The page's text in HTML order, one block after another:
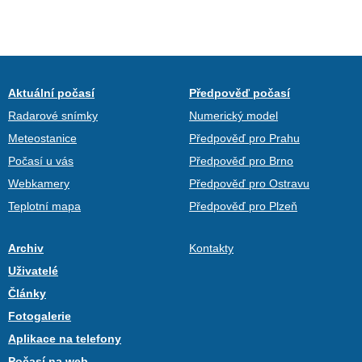
Aktuální počasí
Radarové snímky
Meteostanice
Počasí u vás
Webkamery
Teplotní mapa
Předpověď počasí
Numerický model
Předpověď pro Prahu
Předpověď pro Brno
Předpověď pro Ostravu
Předpověď pro Plzeň
Archiv
Uživatelé
Články
Fotogalerie
Aplikace na telefony
Kontakty